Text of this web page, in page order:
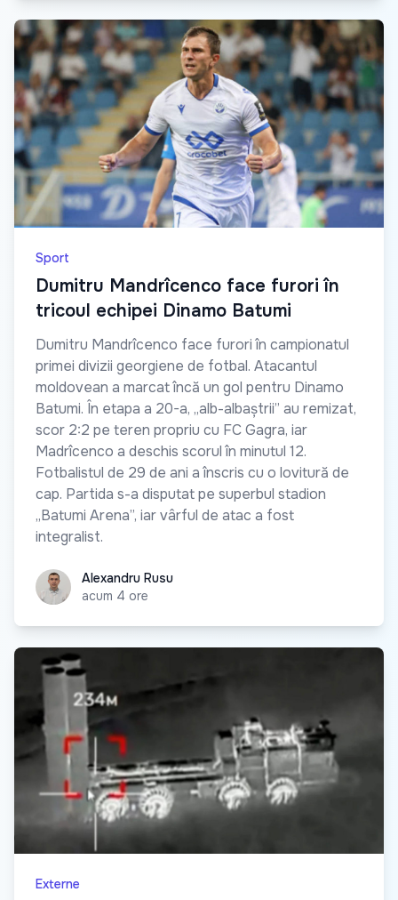
Sport
Dumitru Mandrîcenco face furori în
tricoul echipei Dinamo Batumi
Dumitru Mandrîcenco face furori în campionatul
primei divizii georgiene de fotbal. Atacantul
moldovean a marcat încă un gol pentru Dinamo
Batumi. În etapa a 20-a, „alb-albaștrii” au remizat,
scor 2:2 pe teren propriu cu FC Gagra, iar
Madrîcenco a deschis scorul în minutul 12.
Fotbalistul de 29 de ani a înscris cu o lovitură de
cap. Partida s-a disputat pe superbul stadion
„Batumi Arena”, iar vârful de atac a fost
integralist.
Alexandru Rusu
Alexandru Rusu
acum 4 ore
Externe